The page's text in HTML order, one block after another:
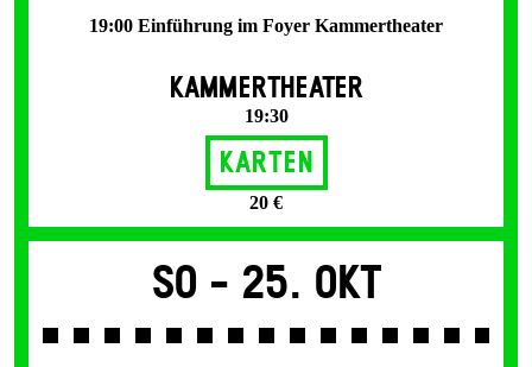
19:00 Einführung im Foyer Kammertheater
KAMMERTHEATER
19:30
Karten
20 €
So - 25. Okt